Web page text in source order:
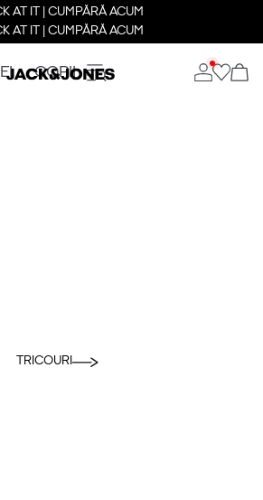
AT IT | CUMPĂRĂ ACUM
AT IT | CUMPĂRĂ ACUM
COPII
TRICOURI